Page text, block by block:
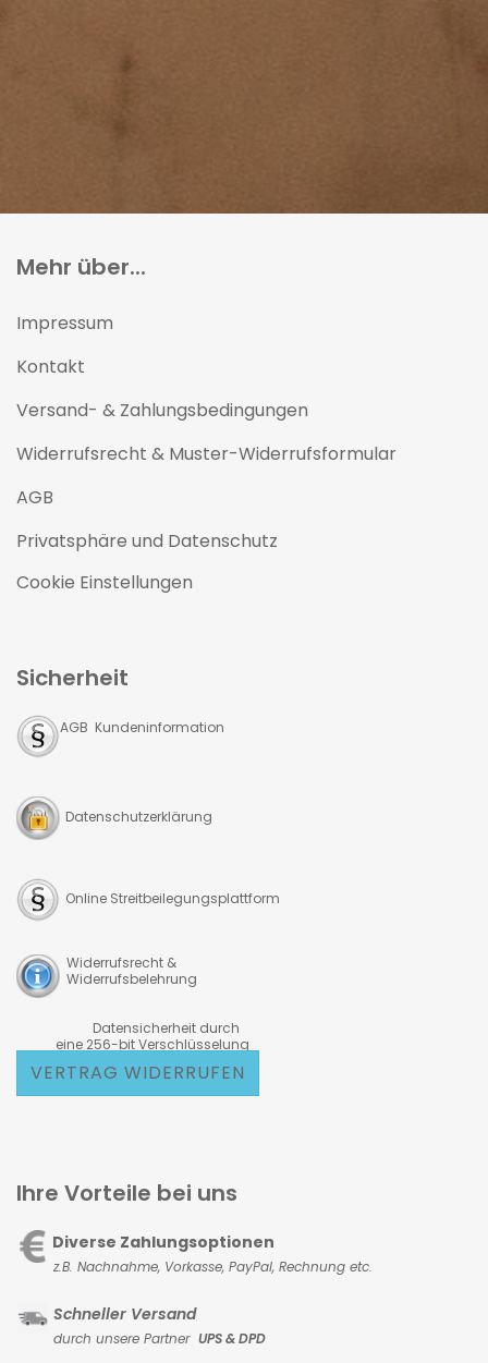
Mehr über...
Impressum
Kontakt
Versand- & Zahlungsbedingungen
Widerrufsrecht & Muster-Widerrufsformular
AGB
Privatsphäre und Datenschutz
Cookie Einstellungen
Sicherheit
AGB Kundeninformation
Datenschutzerklärung
Online Streitbeilegungsplattform
Widerrufsrecht &
Widerrufsbelehrung
Datensicherheit durch
eine 256-bit Verschlüsselung
VERTRAG WIDERRUFEN
Ihre Vorteile bei uns
Diverse Zahlungsoptionen
z.B. Nachnahme, Vorkasse, PayPal, Rechnung etc.
Schneller Versand
durch unsere Partner UPS & DPD